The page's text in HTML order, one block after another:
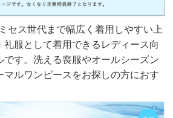
セス世代まで幅広く着用しやすい上
服として着用できるレディース向
です。洗える喪服やオールシーズン
マルワンピースをお探しの方におす